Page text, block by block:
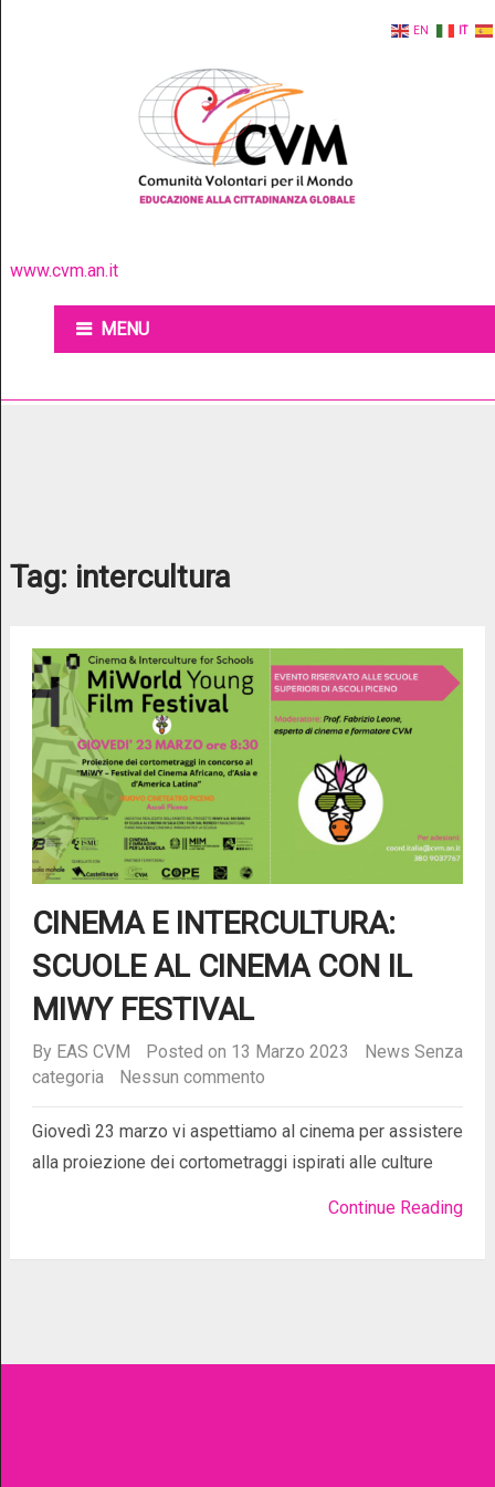
www.cvm.an.it
MENU
Tag: intercultura
CINEMA E INTERCULTURA:
SCUOLE AL CINEMA CON IL
MIWY FESTIVAL
By EAS CVM Posted on 13 Marzo 2023 News Senza
categoria
Nessun commento
Giovedì 23 marzo vi aspettiamo al cinema per assistere
alla proiezione dei cortometraggi ispirati alle culture
Continue Reading
EN IT